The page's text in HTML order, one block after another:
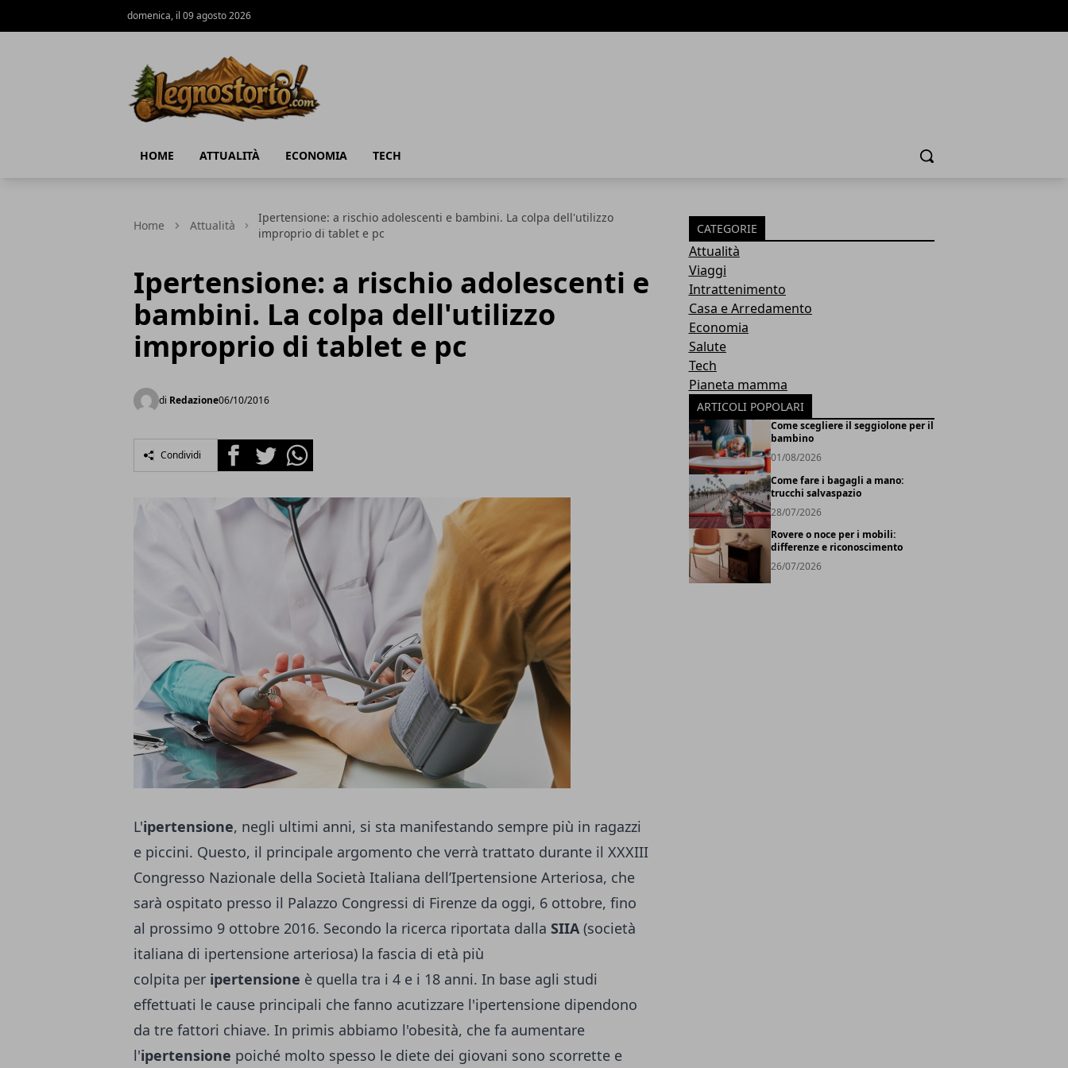
domenica, il 09 agosto 2026
HOME ATTUALITÀ ECONOMIA TECH Cerca
Home Attualità
Ipertensione: a rischio adolescenti e bambini. La colpa dell'utilizzo
improprio di tablet e pc
Ipertensione: a rischio adolescenti e
bambini. La colpa dell'utilizzo
improprio di tablet e pc
di Redazione06/10/2016
Condividi FacebookTwitterWhatsapp
L'ipertensione, negli ultimi anni, si sta manifestando sempre più in ragazzi
e piccini. Questo, il principale argomento che verrà trattato durante il XXXIII
Congresso Nazionale della Società Italiana dell’Ipertensione Arteriosa, che
sarà ospitato presso il Palazzo Congressi di Firenze da oggi, 6 ottobre, fino
al prossimo 9 ottobre 2016. Secondo la ricerca riportata dalla SIIA(società
italiana di ipertensione arteriosa) la fascia di età più
colpita per ipertensione è quella tra i 4 e i 18 anni. In base agli studi
effettuati le cause principali che fanno acutizzare l'ipertensione dipendono
da tre fattori chiave. In primis abbiamo l'obesità, che fa aumentare
l'ipertensione poiché molto spesso le diete dei giovani sono scorrette e
CATEGORIE
Attualità
Viaggi
Intrattenimento
Casa e Arredamento
Economia
Salute
Tech
Pianeta mamma
ARTICOLI POPOLARI
Come scegliere il seggiolone per il
bambino
01/08/2026
Come fare i bagagli a mano:
trucchi salvaspazio
28/07/2026
Rovere o noce per i mobili:
differenze e riconoscimento
26/07/2026